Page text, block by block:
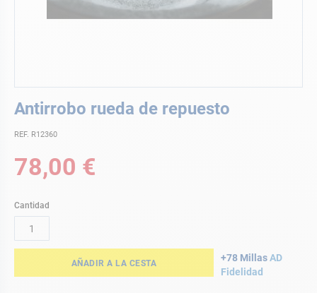
Antirrobo rueda de repuesto
REF. R12360
78,00 €
Cantidad
AÑADIR A LA CESTA +78 MillasAD
Fidelidad
al
de
galería
de